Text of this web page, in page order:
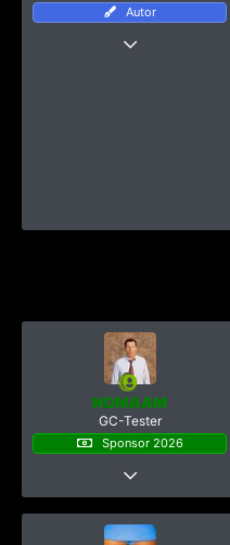
Autor
25 Januar 2025
NOMAAM
GC-Tester
Sponsor 2026
19 November 2023
3.942